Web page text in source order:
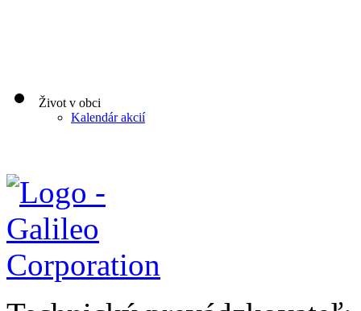
Život v obci
Kalendár akcií